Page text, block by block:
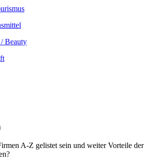
Beauty
A-Z gelistet sein und weiter Vorteile der